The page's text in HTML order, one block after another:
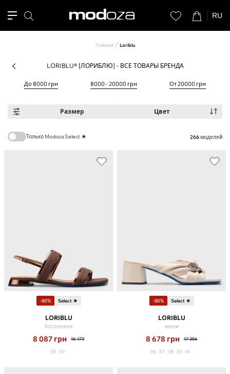
RU
Главная Loriblu
LORIBLU® [ЛОРИБЛЮ] - ВСЕ ТОВАРЫ БРЕНДА
До 8000 грн 8000 - 20000 грн От 20000 грн
Размер Цвет
Только Modoza Select ★ 266моделей
-50% Select ★
LORIBLU
босоножки
8 087 грн 16 173
38 39
-50% Select ★
LORIBLU
мюли
8 678 грн 17 356
36 37 38 39 41